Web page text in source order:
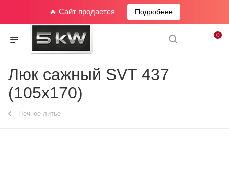
🔥 Сайт продается Подробнее
0
Люк сажный SVT 437
(105x170)
Печное литье